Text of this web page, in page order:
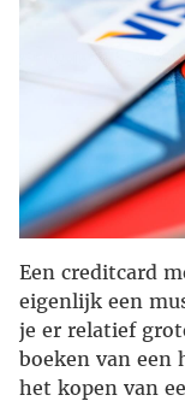
Een creditcard
eigenlijk een
je er relatief
boeken van een
het kopen van